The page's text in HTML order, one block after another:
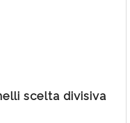
scelta divisiva